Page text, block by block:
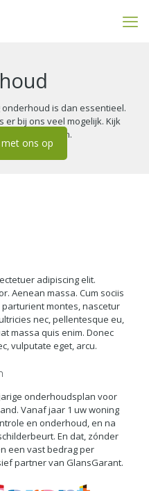
onderhoud is dan essentieel.
er bij ons veel mogelijk. Kijk
mogelijkheden.
ons op
adipiscing elit.
Aenean massa. Cum sociis
montes, nascetur
nec, pellentesque eu,
massa quis enim. Donec
vulputate eget, arcu.
onderhoudsplan voor
Vanaf jaar 1 uw woning
en onderhoud, en na
En dat, zónder
een vast bedrag per
partner van GlansGarant.